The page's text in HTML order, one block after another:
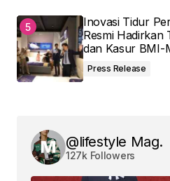
Inovasi Tidur
Resmi Hadirkan
dan Kasur BMI-
Press Release
@lifestyle Mag.
127k Followers